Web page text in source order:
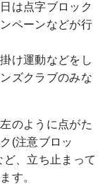
は点字ブロック
ペーンなどが行
け運動などをし
ズクラブのみな
のように点がた
(注意ブロッ
、立ち止まって
す。